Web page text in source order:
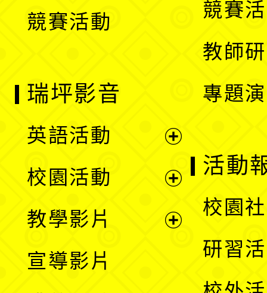
競賽活動
競賽
教師
專題
瑞坪影音
英語活動
選
校園活動
教學影片
宣導影片
活動
校園
研習